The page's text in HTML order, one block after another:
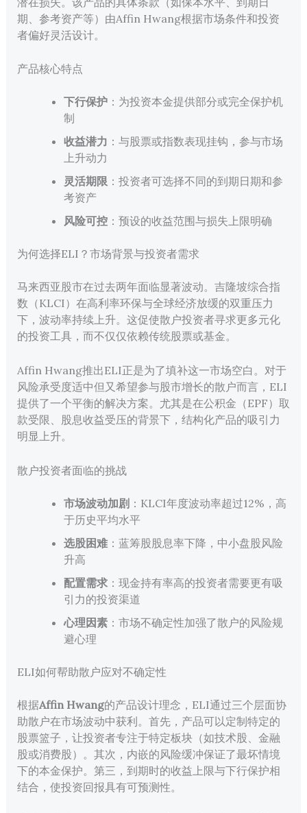
期、参考资产等）由Affin Hwang根据市场条件和投资
者偏好灵活设计。
产品核心特点
下行保护：为投资本金提供部分或完全保护机
制
收益潜力 ：与股票或指数表现挂钩，参与市场
上升动力
灵活期限：投资者可选择不同的到期日期和参
考资产
风险可控：预设的收益范围与损失上限明确
为何选择ELI？市场背景与投资者需求
马来西亚股市在过去两年面临显著波动。吉隆坡综合指
数（KLCI）在高利率环保与全球经济放缓的双重压力
下，波动率持续上升。这促使散户投资者寻求更多元化
的投资工具，而不仅仅依赖传统股票或基金。
Affin Hwang推出ELI正是为了填补这一市场空白。对于
风险承受度适中但又希望参与股市增长的散户而言，ELI
提供了一个平衡的解决方案。尤其是在公积金（EPF）取
款受限、股息收益受压的背景下，结构化产品的吸引力
明显上升。
散户投资者面临的挑战
市场波动加剧：KLCI年度波动率超过12%，高
于历史平均水平
选股困难：蓝筹股股息率下降，中小盘股风险
升高
配置需求：现金持有率高的投资者需要更有吸
引力的投资渠道
心理因素：市场不确定性加强了散户的风险规
避心理
ELI如何帮助散户应对不确定性
根据Affin Hwang的产品设计理念，ELI通过三个层面协
助散户在市场波动中获利。首先，产品可以定制特定的
股票篮子，让投资者专注于特定板块（如技术股、金融
股或消费股）。其次，内嵌的风险缓冲保证了最坏情境
下的本金保护。第三，到期时的收益上限与下行保护相
结合，使投资回报具有可预测性。